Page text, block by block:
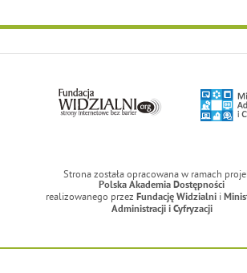
Strona została opracowana w ramach
Polska Akademia Dostępności
realizowanego przezFundację Widzialni i
Administracji i Cyfryzacji